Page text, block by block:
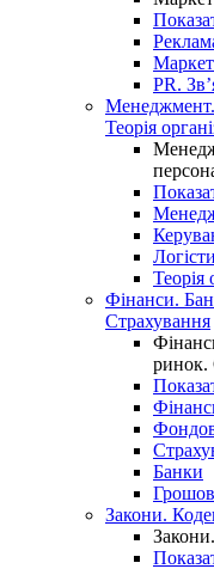
PR.
Менеджмент.
Теорія
Теорія
Фінанси.
Страхування
ринок.
Банки
Закони.